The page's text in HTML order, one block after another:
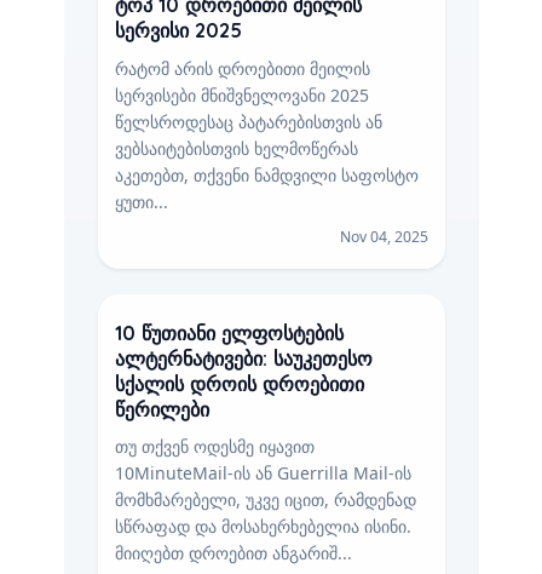
ტოპ 10 დროებითი მეილის
სერვისი 2025
რატომ არის დროებითი მეილის
სერვისები მნიშვნელოვანი 2025
წელსროდესაც პატარებისთვის ან
ვებსაიტებისთვის ხელმოწერას
აკეთებთ, თქვენი ნამდვილი საფოსტო
ყუთი...
Nov 04, 2025
10 წუთიანი ელფოსტების
ალტერნატივები: საუკეთესო
სქალის დროის დროებითი
წერილები
თუ თქვენ ოდესმე იყავით
10MinuteMail-ის ან Guerrilla Mail-ის
მომხმარებელი, უკვე იცით, რამდენად
სწრაფად და მოსახერხებელია ისინი.
მიიღებთ დროებით ანგარიშ...